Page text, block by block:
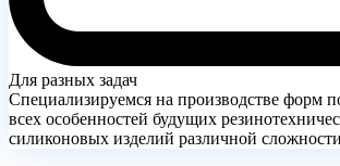
Для разных задач
Специализируемся на производстве форм
всех особенностей будущих
силиконовых изделий различной сложности